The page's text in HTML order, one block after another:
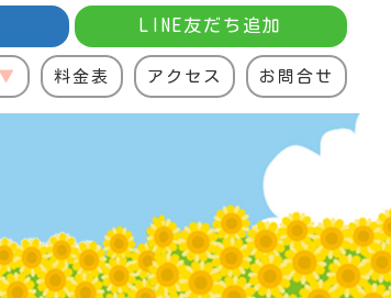
LINE友だち追加
料金表 アクセス お問合せ